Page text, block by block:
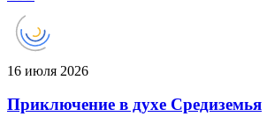
16 июля 2026
Приключение в духе Средиземья